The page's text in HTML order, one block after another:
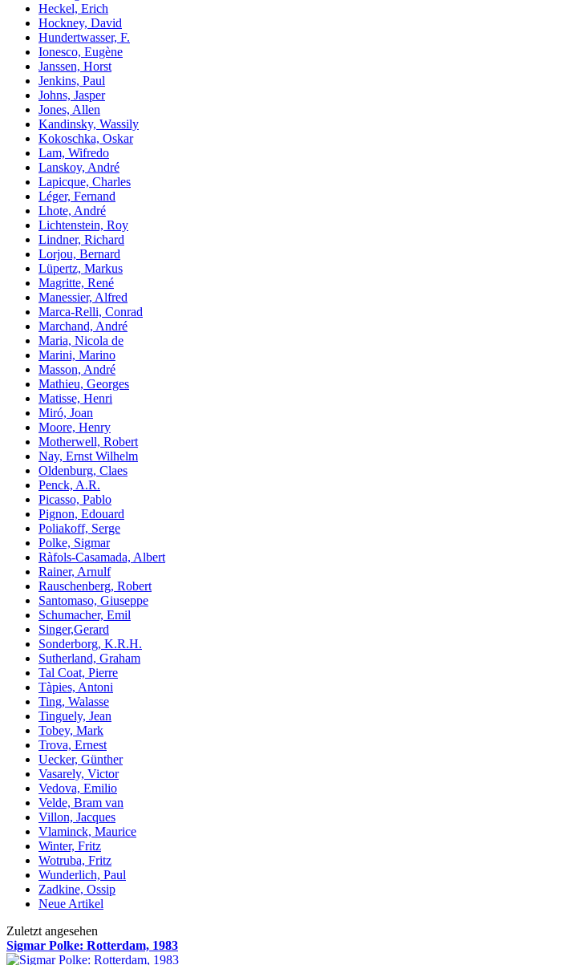
Heckel, Erich
Hockney, David
Hundertwasser, F.
Ionesco, Eugène
Janssen, Horst
Jenkins, Paul
Johns, Jasper
Jones, Allen
Kandinsky, Wassily
Kokoschka, Oskar
Lam, Wifredo
Lanskoy, André
Lapicque, Charles
Léger, Fernand
Lhote, André
Lichtenstein, Roy
Lindner, Richard
Lorjou, Bernard
Lüpertz, Markus
Magritte, René
Manessier, Alfred
Marca-Relli, Conrad
Marchand, André
Maria, Nicola de
Marini, Marino
Masson, André
Mathieu, Georges
Matisse, Henri
Miró, Joan
Moore, Henry
Motherwell, Robert
Nay, Ernst Wilhelm
Oldenburg, Claes
Penck, A.R.
Picasso, Pablo
Pignon, Edouard
Poliakoff, Serge
Polke, Sigmar
Ràfols-Casamada, Albert
Rainer, Arnulf
Rauschenberg, Robert
Santomaso, Giuseppe
Schumacher, Emil
Singer,Gerard
Sonderborg, K.R.H.
Sutherland, Graham
Tal Coat, Pierre
Tàpies, Antoni
Ting, Walasse
Tinguely, Jean
Tobey, Mark
Trova, Ernest
Uecker, Günther
Vasarely, Victor
Vedova, Emilio
Velde, Bram van
Villon, Jacques
Vlaminck, Maurice
Winter, Fritz
Wotruba, Fritz
Wunderlich, Paul
Zadkine, Ossip
Neue Artikel
Zuletzt angesehen
Sigmar Polke: Rotterdam, 1983